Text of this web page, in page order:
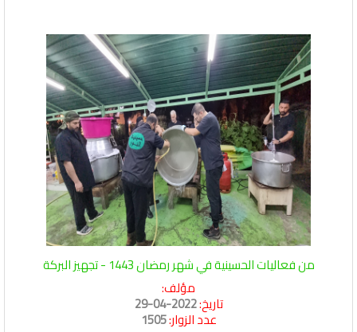
من فعاليات الحسينية في شهر رمضان 1443 - تجهيز البركة
مؤلف:
تاريخ:2022-04-29
عدد الزوار:1505